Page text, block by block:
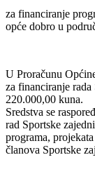
za financiranje
opće dobro u
U Proračunu
za financiranje
220.000,00 kuna.
Sredstva se
rad Sportske
programa,
članova Sportske